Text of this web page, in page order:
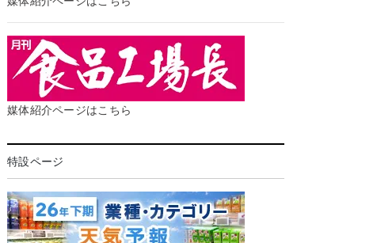
媒体紹介ページはこちら
特設ページ